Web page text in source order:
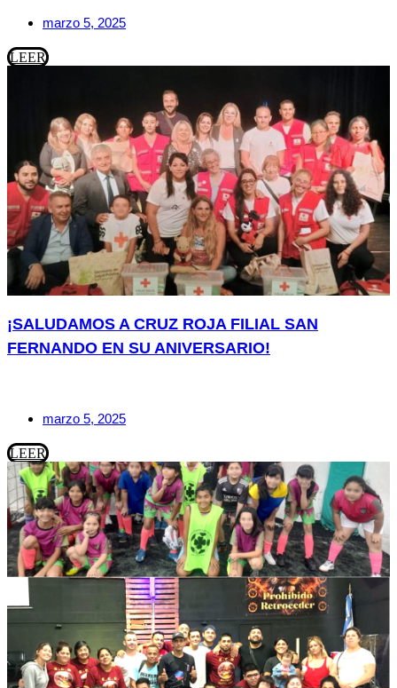
marzo 5, 2025
LEER
¡SALUDAMOS A CRUZ ROJA FILIAL SAN
FERNANDO EN SU ANIVERSARIO!
marzo 5, 2025
LEER